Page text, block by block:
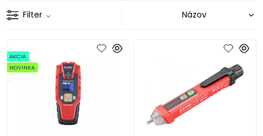
Filter
AKCIA
NOVINKA
.